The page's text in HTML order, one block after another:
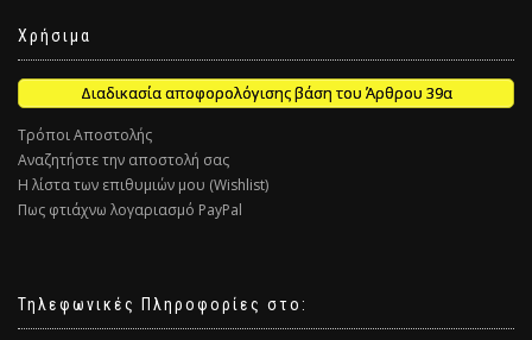
Χρήσιμα
Διαδικασία αποφορολόγισης βάση του Άρθρου 39α
Τρόποι Αποστολής
Αναζητήστε την αποστολή σας
Η λίστα των επιθυμιών μου (Wishlist)
Πως φτιάχνω λογαριασμό PayPal
Τηλεφωνικές Πληροφορίες στο: